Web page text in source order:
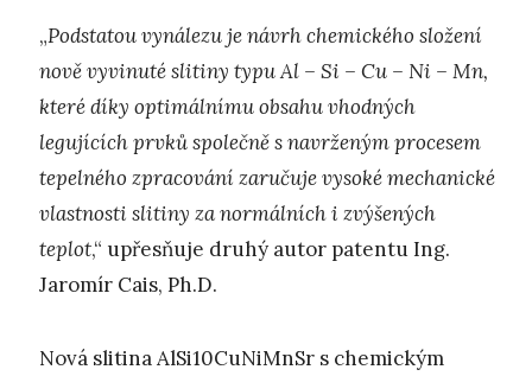
„Podstatou vynálezu je návrh chemického složení
nově vyvinuté slitiny typu Al – Si – Cu – Ni – Mn,
které díky optimálnímu obsahu vhodných
legujících prvků společně s navrženým procesem
tepelného zpracování zaručuje vysoké mechanické
vlastnosti slitiny za normálních i zvýšených
teplot,“ upřesňuje druhý autor patentu Ing.
Jaromír Cais, Ph.D.
Nová slitina AlSi10CuNiMnSr s chemickým